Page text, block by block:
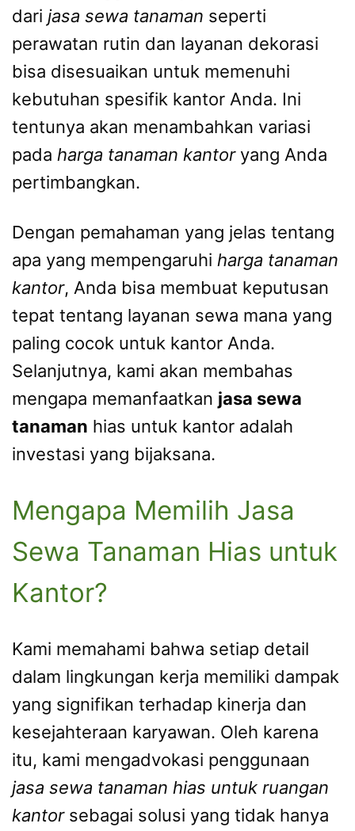
dari jasa sewa tanaman seperti
perawatan rutin dan layanan dekorasi
bisa disesuaikan untuk memenuhi
kebutuhan spesifik kantor Anda. Ini
tentunya akan menambahkan variasi
pada harga tanaman kantoryang Anda
pertimbangkan.
Dengan pemahaman yang jelas tentang
apa yang mempengaruhi harga tanaman
kantor, Anda bisa membuat keputusan
tepat tentang layanan sewa mana yang
paling cocok untuk kantor Anda.
Selanjutnya, kami akan membahas
mengapa memanfaatkan jasa sewa
tanaman hias untuk kantor adalah
investasi yang bijaksana.
Mengapa Memilih Jasa
Sewa Tanaman Hias untuk
Kantor?
Kami memahami bahwa setiap detail
dalam lingkungan kerja memiliki dampak
yang signifikan terhadap kinerja dan
kesejahteraan karyawan. Oleh karena
itu, kami mengadvokasi penggunaan
jasa sewa tanaman hias untuk ruangan
kantorsebagai solusi yang tidak hanya